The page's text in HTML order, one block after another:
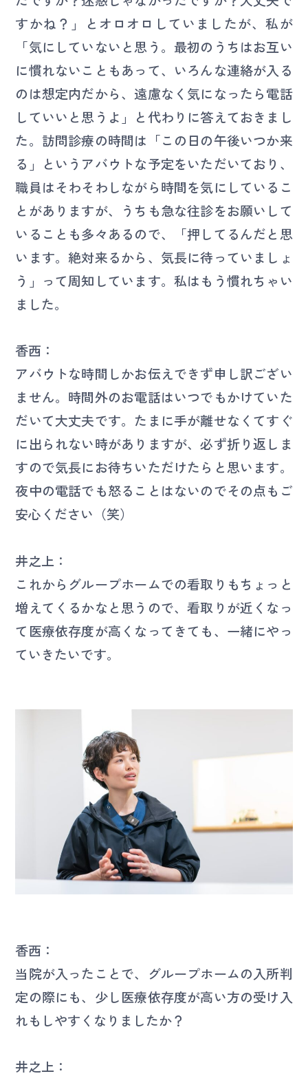
すかね？」とオロオロしていましたが、私が
「気にしていないと思う。最初のうちはお互い
に慣れないこともあって、いろんな連絡が入る
のは想定内だから、遠慮なく気になったら電話
していいと思うよ」と代わりに答えておきまし
た。訪問診療の時間は「この日の午後いつか来
る」というアバウトな予定をいただいており、
職員はそわそわしながら時間を気にしているこ
とがありますが、うちも急な往診をお願いして
いることも多々あるので、「押してるんだと思
います。絶対来るから、気長に待っていましょ
う」って周知しています。私はもう慣れちゃい
ました。
香西：
アバウトな時間しかお伝えできず申し訳ござい
ません。時間外のお電話はいつでもかけていた
だいて大丈夫です。たまに手が離せなくてすぐ
に出られない時がありますが、必ず折り返しま
すので気長にお待ちいただけたらと思います。
夜中の電話でも怒ることはないのでその点もご
安心ください（笑）
井之上：
これからグループホームでの看取りもちょっと
増えてくるかなと思うので、看取りが近くなっ
て医療依存度が高くなってきても、一緒にやっ
ていきたいです。
香西：
当院が入ったことで、グループホームの入所判
定の際にも、少し医療依存度が高い方の受け入
れもしやすくなりましたか？
井之上：